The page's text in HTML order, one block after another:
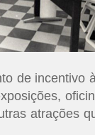
de incentivo
atrações